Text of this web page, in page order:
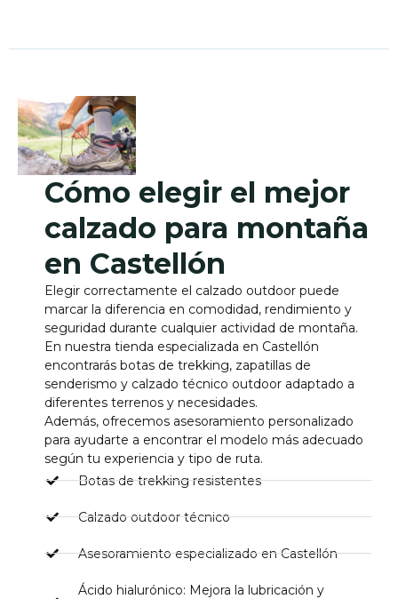
Cómo elegir el mejor
calzado para montaña
en Castellón
Elegir correctamente el calzado outdoor puede
marcar la diferencia en comodidad, rendimiento y
seguridad durante cualquier actividad de montaña.
En nuestra tienda especializada en Castellón
encontrarás botas de trekking, zapatillas de
senderismo y calzado técnico outdoor adaptado a
diferentes terrenos y necesidades.
Además, ofrecemos asesoramiento personalizado
para ayudarte a encontrar el modelo más adecuado
según tu experiencia y tipo de ruta.
Botas de trekking resistentes
Calzado outdoor técnico
Asesoramiento especializado en Castellón
Ácido hialurónico: Mejora la lubricación y